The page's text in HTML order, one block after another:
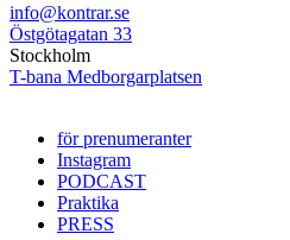
info@kontrar.se
Östgötagatan 33
Stockholm
T-bana Medborgarplatsen
för prenumeranter
Instagram
PODCAST
Praktika
PRESS